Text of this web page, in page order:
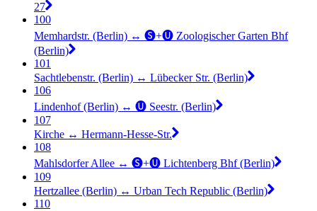
27
100
Memhardstr. (Berlin) ↔︎ 🅢+🅤 Zoologischer Garten Bhf
(Berlin)
101
Sachtlebenstr. (Berlin) ↔︎ Lübecker Str. (Berlin)
106
Lindenhof (Berlin) ↔︎ 🅤 Seestr. (Berlin)
107
Kirche ↔︎ Hermann-Hesse-Str.
108
Mahlsdorfer Allee ↔︎ 🅢+🅤 Lichtenberg Bhf (Berlin)
109
Hertzallee (Berlin) ↔︎ Urban Tech Republic (Berlin)
110